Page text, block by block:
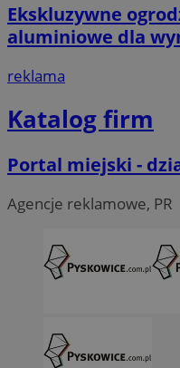
Ekskluzywne
aluminiowe dla
reklama
Katalog firm
Portal miejski -
Agencje reklamowe, PR